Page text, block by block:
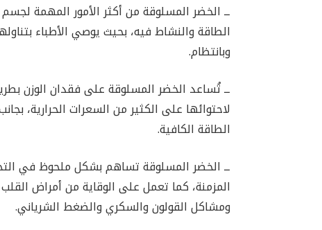
ــ الخضر المسلوقة من أكثر الأمور المهمة لجسم
الطاقة والنشاط فيه، بحيث يوصي الأطباء
وبانتظام.
ــ تُساعد الخضر المسلوقة على فقدان الوزن
لاحتوائها على الكثير من السعرات الحرارية،
الطاقة الكافية.
ــ الخضر المسلوقة تساهم بشكل ملحوظ في
المزمنة، كما تعمل على الوقاية من أمراض
ومشاكل القولون والسكري والضغط الشرياني.